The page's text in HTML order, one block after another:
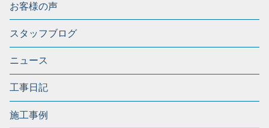
お客様の声
スタッフブログ
ニュース
工事日記
施工事例